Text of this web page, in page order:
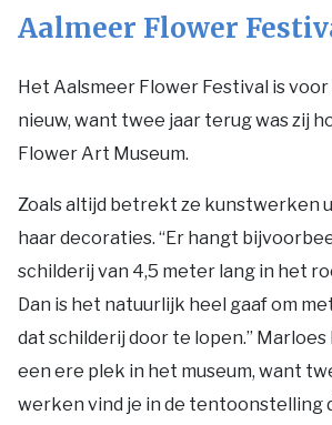
Aalmeer Flower
Het Aalsmeer Flower Festival is
nieuw, want twee jaar terug was zij
Flower Art Museum.
Zoals altijd betrekt ze kunstwerken
haar decoraties. “Er hangt
schilderij van 4,5 meter lang in het
Dan is het natuurlijk heel gaaf om
dat schilderij door te lopen.”
een ere plek in het museum, want
werken vind je in de tentoonstelling